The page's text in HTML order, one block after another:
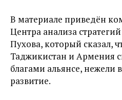
В материале приведён
Центра анализа
Пухова, который сказал,
Таджикистан и Армения
благами альянсе, нежели
развитие.